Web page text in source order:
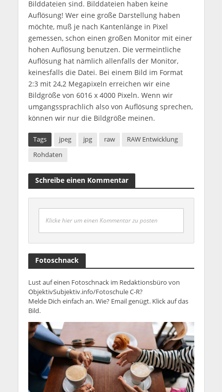
Bilddateien sind. Bilddateien haben keine
Auflösung! Wer eine große Darstellung haben
möchte, muß je nach Kantenlänge in Pixel
gemessen, schon einen großen Monitor mit einer
hohen Auflösung benutzen. Die vermeintliche
Auflösung hat nämlich allenfalls der Monitor,
keinesfalls die Datei. Bei einem Bild im Format
2:3 mit 24,2 Megapixeln erreichen wir eine
Bildgröße von 6016 x 4000 Pixeln. Wenn wir
umgangssprachlich also von Auflösung sprechen,
können wir nur die Bildgröße meinen.
Tags jpeg jpg raw
RAW Entwicklung
Rohdaten
Schreibe einen Kommentar
Klicke hier um einen Kommentar zu posten
Fotoschnack
Lust auf einen Fotoschnack im Redaktionsbüro von
ObjektivSubjektiv.info/Fotoschule C-R?
Melde Dich einfach an. Wie? Email genügt. Klick auf das
Bild.